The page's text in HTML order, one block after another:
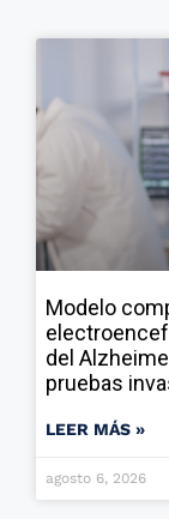
Modelo
del
pruebas
LEER MÁS »
agosto 6, 2026